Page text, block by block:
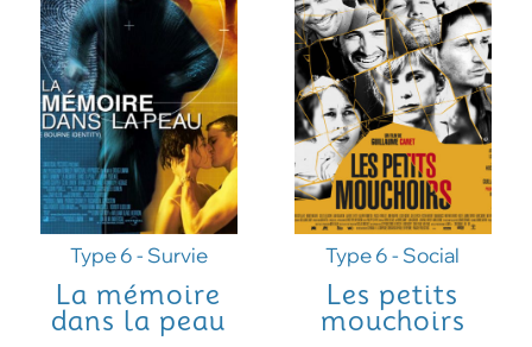
Type 6 - Survie
La mémoire
dans la peau
Type 6 - Social
Les petits
mouchoirs